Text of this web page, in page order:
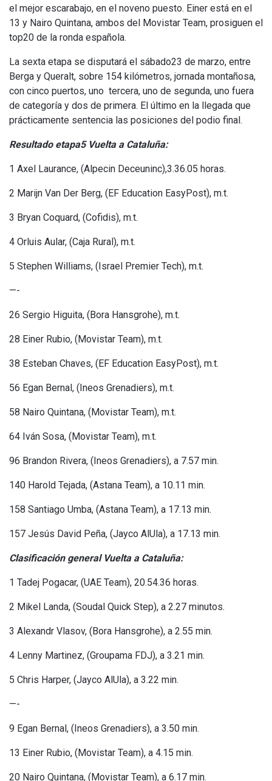
el mejor escarabajo, en el noveno puesto. Einer está en el
13 y Nairo Quintana, ambos del Movistar Team, prosiguen el
top20 de la ronda española.
La sexta etapa se disputará el sábado23 de marzo, entre
Berga y Queralt, sobre 154 kilómetros, jornada montañosa,
con cinco puertos, uno tercera, uno de segunda, uno fuera
de categoría y dos de primera. El último en la llegada que
prácticamente sentencia las posiciones del podio final.
Resultado etapa5 Vuelta a Cataluña:
1 Axel Laurance, (Alpecin Deceuninc),3.36.05 horas.
2 Marijn Van Der Berg, (EF Education EasyPost), m.t.
3 Bryan Coquard, (Cofidis), m.t.
4 Orluis Aular, (Caja Rural), m.t.
5 Stephen Williams, (Israel Premier Tech), m.t.
—-
26 Sergio Higuita, (Bora Hansgrohe), m.t.
28 Einer Rubio, (Movistar Team), m.t.
38 Esteban Chaves, (EF Education EasyPost), m.t.
56 Egan Bernal, (Ineos Grenadiers), m.t.
58 Nairo Quintana, (Movistar Team), m.t.
64 Iván Sosa, (Movistar Team), m.t.
96 Brandon Rivera, (Ineos Grenadiers), a 7.57 min.
140 Harold Tejada, (Astana Team), a 10.11 min.
158 Santiago Umba, (Astana Team), a 17.13 min.
157 Jesús David Peña, (Jayco AlUla), a 17.13 min.
Clasificación general Vuelta a Cataluña:
1 Tadej Pogacar, (UAE Team), 20.54.36 horas.
2 Mikel Landa, (Soudal Quick Step), a 2.27 minutos.
3 Alexandr Vlasov, (Bora Hansgrohe), a 2.55 min.
4 Lenny Martinez, (Groupama FDJ), a 3.21 min.
5 Chris Harper, (Jayco AlUla), a 3.22 min.
—-
9 Egan Bernal, (Ineos Grenadiers), a 3.50 min.
13 Einer Rubio, (Movistar Team), a 4.15 min.
20 Nairo Quintana, (Movistar Team), a 6.17 min.